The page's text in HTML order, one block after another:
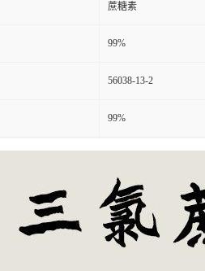
蔗糖素
99%
56038-13-2
99%